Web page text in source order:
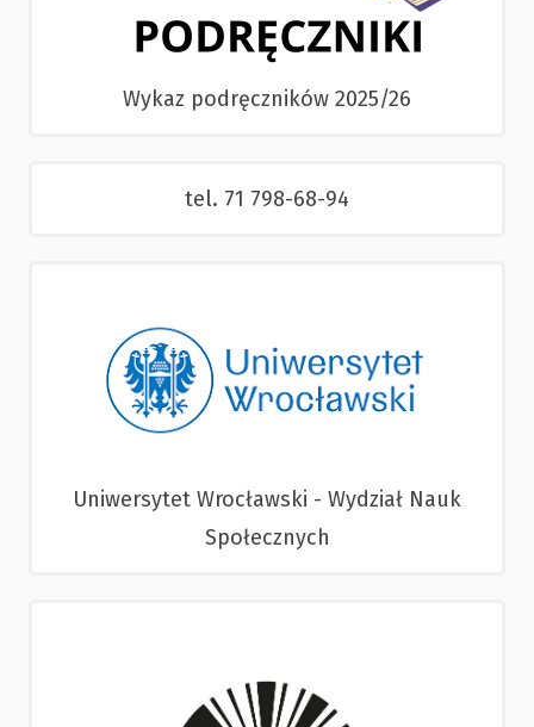
Wykaz podręczników 2025/26
tel. 71 798-68-94
Uniwersytet Wrocławski - Wydział Nauk
Społecznych